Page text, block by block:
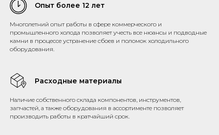
Опыт более 12 лет
Многолетний опыт работы в сфере коммерческого и
промышленного холода позволяет учесть все нюансы и подводные
камни в процессе устранение сбоев и поломок холодильного
оборудования.
Расходные материалы
Наличие собственного склада компонентов, инструментов,
запчастей, а также оборудования в ассортименте позволяет
производить работы в кратчайший срок.